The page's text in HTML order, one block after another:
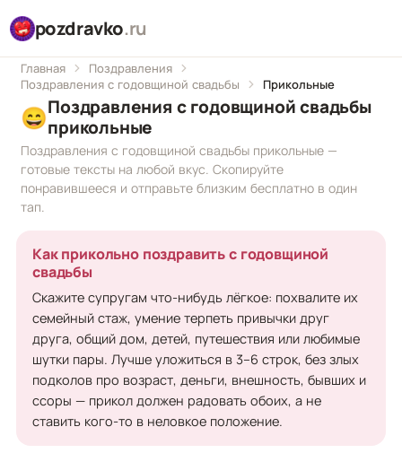
pozdravko.ru
Главная
Поздравления
Поздравления с годовщиной свадьбы
Прикольные
😄Поздравления с годовщиной свадьбы
прикольные
Поздравления с годовщиной свадьбы прикольные —
готовые тексты на любой вкус. Скопируйте
понравившееся и отправьте близким бесплатно в один
тап.
Как прикольно поздравить с годовщиной
свадьбы
Скажите супругам что-нибудь лёгкое: похвалите их
семейный стаж, умение терпеть привычки друг
друга, общий дом, детей, путешествия или любимые
шутки пары. Лучше уложиться в 3–6 строк, без злых
подколов про возраст, деньги, внешность, бывших и
ссоры — прикол должен радовать обоих, а не
ставить кого-то в неловкое положение.